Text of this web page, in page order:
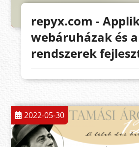
repyx.com -
webáruházak és
rendszerek
2022-05-30